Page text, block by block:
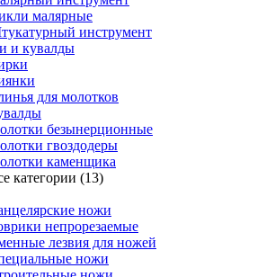
малярные
инструмент
и кувалды
для молотков
безынерционные
гвоздодеры
каменщика
категории (13)
ножи
непрорезаемые
лезвия для ножей
ножи